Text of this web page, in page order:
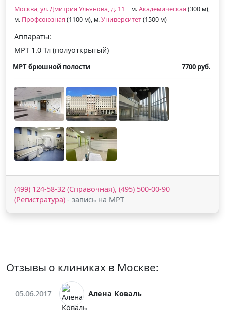
Москва, ул. Дмитрия Ульянова, д. 11 | м.Академическая (300 м),
м. Профсоюзная (1100 м), м.Университет(1500 м)
Аппараты:
МРТ 1.0 Тл (полуоткрытый)
МРТ брюшной полости 7700 руб.
(499) 124-58-32 (Справочная), (495) 500-00-90
(Регистратура) - запись на МРТ
Отзывы о клиниках в Москве:
Алена Коваль